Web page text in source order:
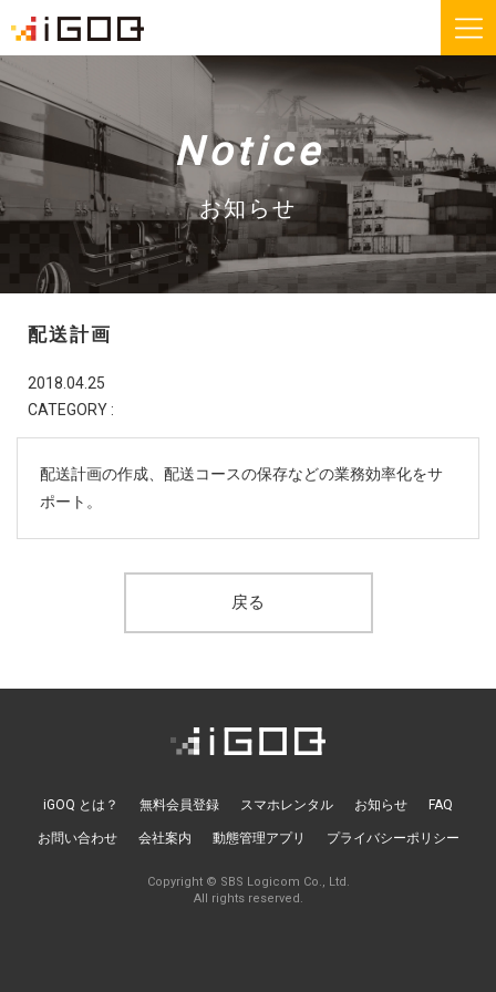
お知らせ
FAQ お問い合わせ
機能紹介
無料会員登録
お問い合わせ
Notice
お知らせ
配送計画
2018.04.25
CATEGORY :
配送計画の作成、配送コースの保存などの業務効率化をサ
ポート。
戻る
iGOQ とは？ 無料会員登録 スマホレンタル お知らせ FAQ
お問い合わせ 会社案内 動態管理アプリ プライバシーポリシー
Copyright © SBS Logicom Co., Ltd.
All rights reserved.